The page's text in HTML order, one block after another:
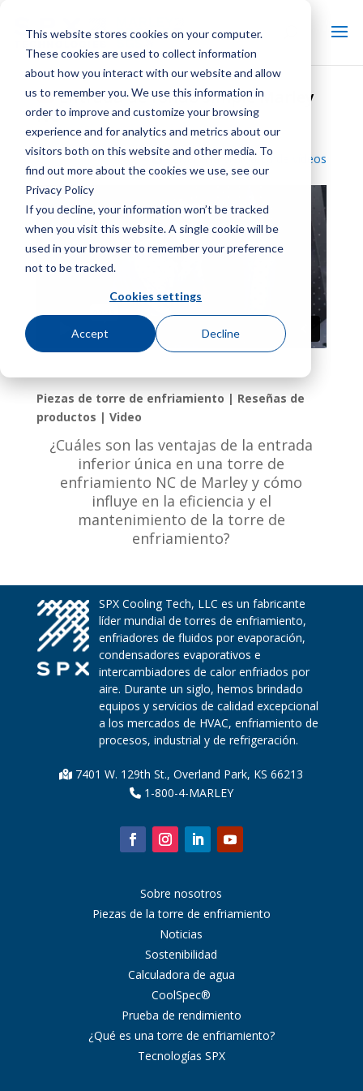
This website stores cookies on your computer.
These cookies are used to collect information
about how you interact with our website and allow
us to remember you. We use this information in
order to improve and customize your browsing
experience and for analytics and metrics about our
visitors both on this website and other media. To
find out more about the cookies we use, see our
Privacy Policy
If you decline, your information won’t be tracked
when you visit this website. A single cookie will be
used in your browser to remember your preference
not to be tracked.
Cookies settings
Accept Decline
Entrada de fondo simple Marley
NC
Volver a la biblioteca de vídeos
Piezas de torre de enfriamiento | Reseñas de
productos | Video
¿Cuáles son las ventajas de la entrada
inferior única en una torre de
enfriamiento NC de Marley y cómo
influye en la eficiencia y el
mantenimiento de la torre de
enfriamiento?
SPX Cooling Tech, LLC es un fabricante
líder mundial de torres de enfriamiento,
enfriadores de fluidos por evaporación,
condensadores evaporativos e
intercambiadores de calor enfriados por
aire. Durante un siglo, hemos brindado
equipos y servicios de calidad excepcional
a los mercados de HVAC, enfriamiento de
procesos, industrial y de refrigeración.
7401 W. 129th St., Overland Park, KS 66213
1-800-4-MARLEY
Sobre nosotros
Piezas de la torre de enfriamiento
Noticias
Sostenibilidad
Calculadora de agua
CoolSpec®
Prueba de rendimiento
¿Qué es una torre de enfriamiento?
Tecnologías SPX